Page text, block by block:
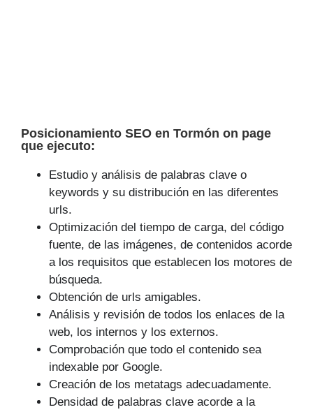
Posicionamiento SEO en Tormón on page
que ejecuto:
Estudio y análisis de palabras clave o
keywords y su distribución en las diferentes
urls.
Optimización del tiempo de carga, del código
fuente, de las imágenes, de contenidos acorde
a los requisitos que establecen los motores de
búsqueda.
Obtención de urls amigables.
Análisis y revisión de todos los enlaces de la
web, los internos y los externos.
Comprobación que todo el contenido sea
indexable por Google.
Creación de los metatags adecuadamente.
Densidad de palabras clave acorde a la